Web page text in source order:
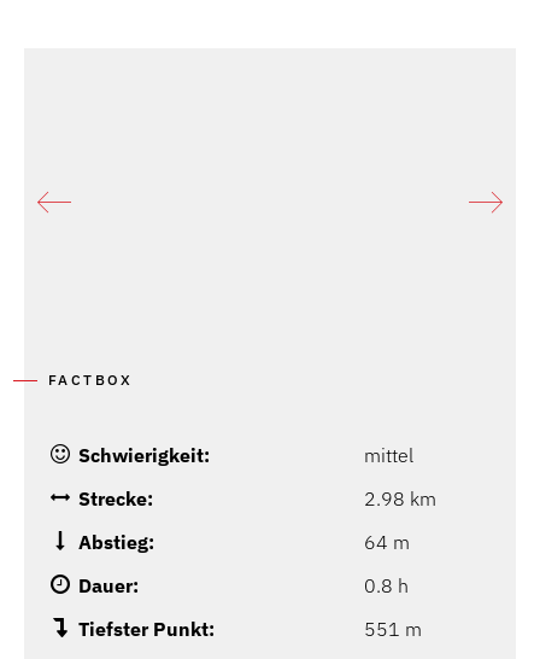
FACTBOX
Schwierigkeit:
mittel
Strecke:
2.98 km
Abstieg:
64 m
Dauer:
0.8 h
Tiefster Punkt:
551 m